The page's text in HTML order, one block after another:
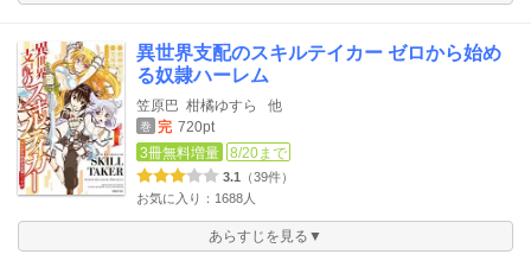
異世界支配のスキルテイカー ゼロから始め
る奴隷ハーレム
笠原巴 柑橘ゆすら 他
巻 完 720pt
3冊無料増量
8/20まで
3.1 （39件）
お気に入り：1688人
あらすじを見る▼